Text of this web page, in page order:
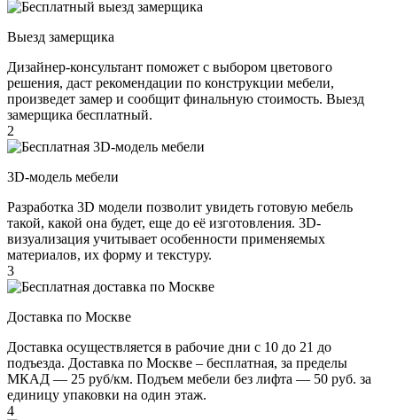
Выезд замерщика
Дизайнер-консультант поможет с выбором цветового
решения, даст рекомендации по конструкции мебели,
произведет замер и сообщит финальную стоимость. Выезд
замерщика бесплатный.
2
3D-модель мебели
Разработка 3D модели позволит увидеть готовую мебель
такой, какой она будет, еще до её изготовления. 3D-
визуализация учитывает особенности применяемых
материалов, их форму и текстуру.
3
Доставка по Москве
Доставка осуществляется в рабочие дни с 10 до 21 до
подъезда. Доставка по Москве – бесплатная, за пределы
МКАД — 25 руб/км. Подъем мебели без лифта — 50 руб. за
единицу упаковки на один этаж.
4